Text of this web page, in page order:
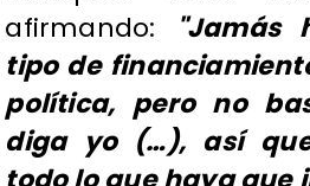
afirmando:
"Jamás
tipo de
política, pero no
diga yo (…), así